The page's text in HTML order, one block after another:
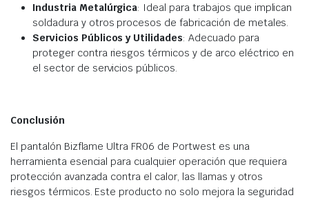
Industria Metalúrgica: Ideal para trabajos que implican
soldadura y otros procesos de fabricación de metales.
Servicios Públicos y Utilidades: Adecuado para
proteger contra riesgos térmicos y de arco eléctrico en
el sector de servicios públicos.
Conclusión
El pantalón Bizflame Ultra FR06 de Portwest es una
herramienta esencial para cualquier operación que requiera
protección avanzada contra el calor, las llamas y otros
riesgos térmicos. Este producto no solo mejora la seguridad